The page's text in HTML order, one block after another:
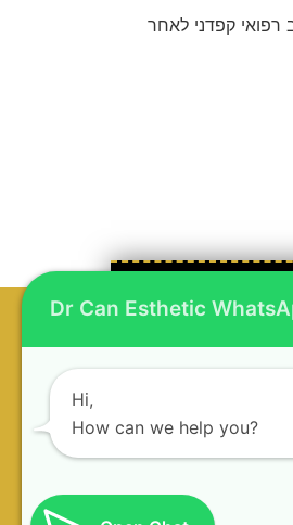
רפואי קפדני לאחר
Rasimpaşa Mah.
+90 545 440 12 19
Hi,
How can we help you?